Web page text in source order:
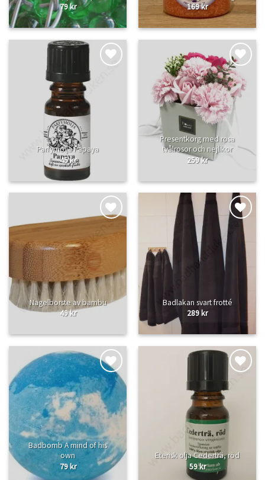
79kr
169kr
önskelistan
Parfymolja Papaya
45kr
Lägg
till i
önskelistan
Presentkorg med rosa
tvålrosor och nejlikor
259kr
Lägg
till i
önskelistan
Nagelborste av bambu
49kr
Lägg
till i
önskelistan
Badlakan svart frotté
289 kr
Lägg
till i
önskelistan
Badbomb A mind of his
own
79kr
till i
önskelistan
Eterisk olja Cederträ, röd
59kr